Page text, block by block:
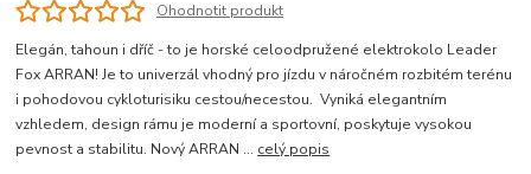
Ohodnotit produkt
Elegán, tahoun i dříč - to je horské celoodpružené elektrokolo Leader
Fox ARRAN! Je to univerzál vhodný pro jízdu v náročném rozbitém terénu
i pohodovou cykloturisiku cestou/necestou. Vyniká elegantním
vzhledem, design rámu je moderní a sportovní, poskytuje vysokou
pevnost a stabilitu. Nový ARRAN ... celý popis